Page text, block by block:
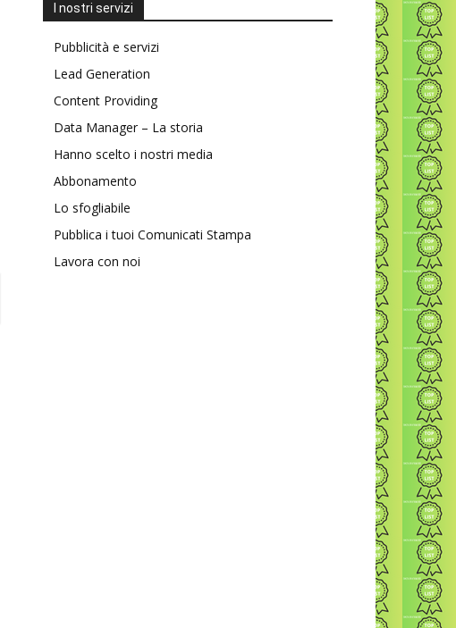
I nostri servizi
Pubblicità e servizi
Lead Generation
Content Providing
Data Manager – La storia
Hanno scelto i nostri media
Abbonamento
Lo sfogliabile
Pubblica i tuoi Comunicati Stampa
Lavora con noi